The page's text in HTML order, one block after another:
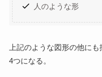
人のような形
上記のような図形の他に
4つになる。